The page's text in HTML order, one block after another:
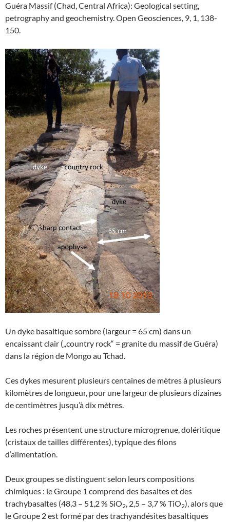
Guéra Massif (Chad, Central Africa): Geological setting,
petrography and geochemistry. Open Geosciences, 9, 1, 138-
150.
Un dyke basaltique sombre (largeur = 65 cm) dans un
encaissant clair („country rock“ = granite du massif de Guéra)
dans la région de Mongo au Tchad.
Ces dykes mesurent plusieurs centaines de mètres à plusieurs
kilomètres de longueur, pour une largeur de plusieurs dizaines
de centimètres jusqu’à dix mètres.
Les roches présentent une structure microgrenue, doléritique
(cristaux de tailles différentes), typique des filons
d’alimentation.
Deux groupes se distinguent selon leurs compositions
chimiques : le Groupe 1 comprend des basaltes et des
trachybasaltes (48,3 – 51,2 % SiO2 , 2,5 – 3,7 % TiO2), alors que
le Groupe 2 est formé par des trachyandésites basaltiques